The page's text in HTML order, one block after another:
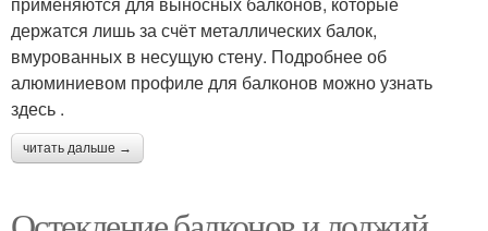
держатся лишь за счёт металлических балок,
вмурованных в несущую стену. Подробнее об
алюминиевом профиле для балконов можно узнать
здесь .
читать дальше →